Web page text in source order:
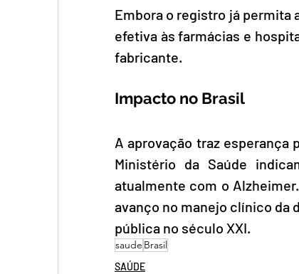
Embora o registro já permita
efetiva às farmácias e
fabricante.
Impacto no Brasil
A aprovação traz esperança
Ministério da Saúde
atualmente com o
avanço no manejo clínico da
pública no século XXI.
saude Brasil
SAÚDE